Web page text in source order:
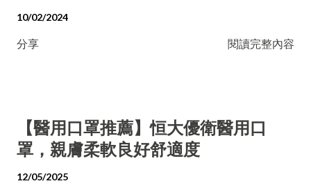
10/02/2024
分享 閱讀完整內容
【醫用口罩推薦】恒大優衛醫用口
罩，親膚柔軟良好舒適度
12/05/2025